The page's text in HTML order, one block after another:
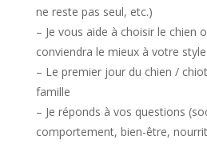
ne reste pas seul, etc.)
– Je vous aide à choisir le chien
conviendra le mieux à votre
– Le premier jour du chien /
famille
– Je réponds à vos questions
comportement, bien-être,